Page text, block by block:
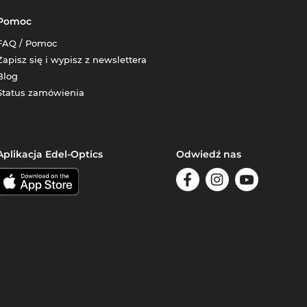
/ Pomoc
się i wypisz z newslettera
zamówienia
Edel-Optics Odwiedź nas